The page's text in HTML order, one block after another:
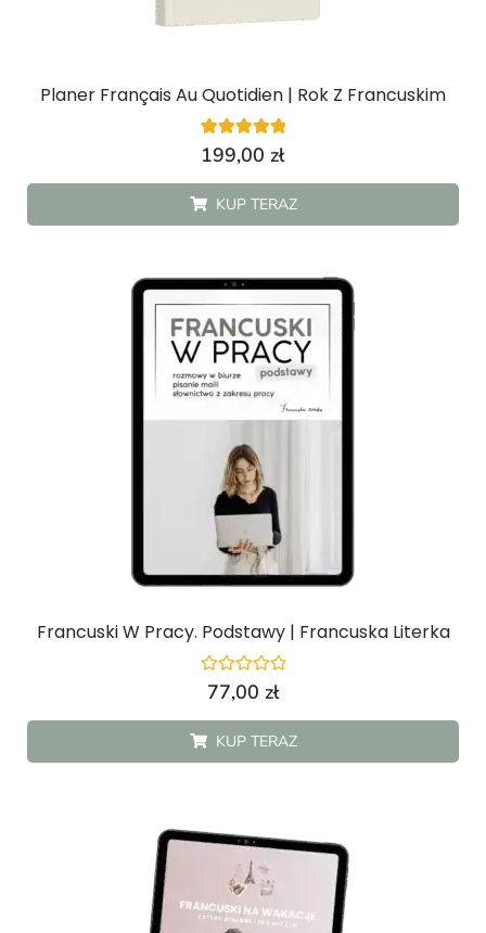
Planer Français Au Quotidien | Rok Z Francuskim
Oceniony
5.00
4
ocen
klientów
199,00 zł
KUP TERAZ
Francuski W Pracy. Podstawy | Francuska Literka
Oceniono
77,00 zł
KUP TERAZ